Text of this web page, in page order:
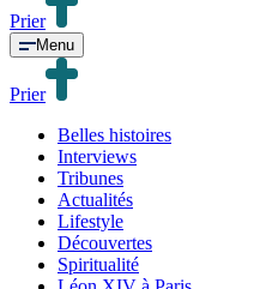
Prier
Menu
Prier
Belles histoires
Interviews
Tribunes
Actualités
Lifestyle
Découvertes
Spiritualité